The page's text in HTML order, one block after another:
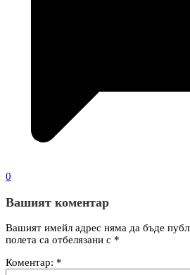
0
Вашият коментар
Вашият имейл адрес няма да бъде
полета са отбелязани с *
Коментар: *